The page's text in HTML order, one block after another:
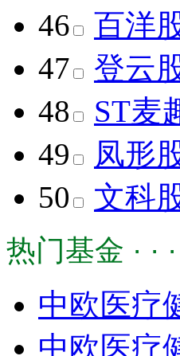
46
百洋
47
登云
48
ST麦
49
凤形
50
文科
热门基金 · · ·
中欧医疗
中欧医疗